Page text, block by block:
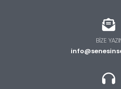
BIZE